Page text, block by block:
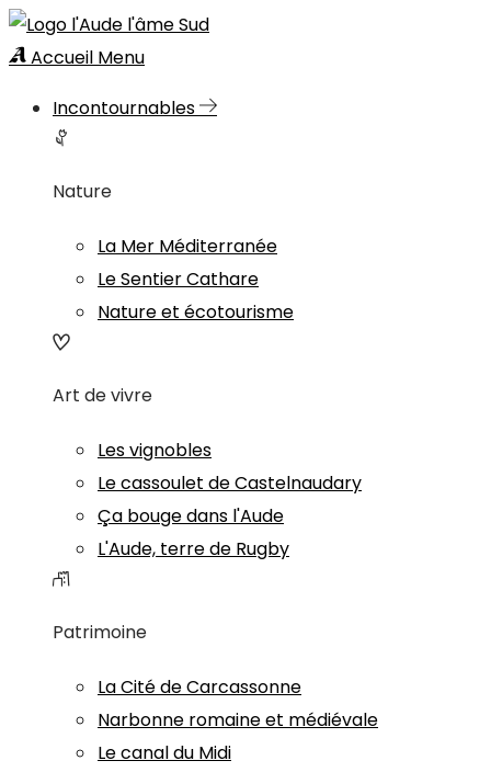
Accueil Menu
Incontournables
Nature
La Mer Méditerranée
Le Sentier Cathare
Nature et écotourisme
Art de vivre
Les vignobles
Le cassoulet de Castelnaudary
Ça bouge dans l'Aude
L'Aude, terre de Rugby
Patrimoine
La Cité de Carcassonne
Narbonne romaine et médiévale
Le canal du Midi